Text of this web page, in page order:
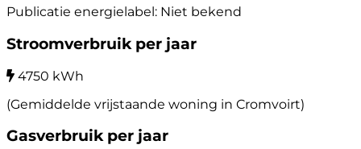
Publicatie energielabel: Niet bekend
Stroomverbruik per jaar
4750 kWh
(Gemiddelde vrijstaande woning in Cromvoirt)
Gasverbruik per jaar